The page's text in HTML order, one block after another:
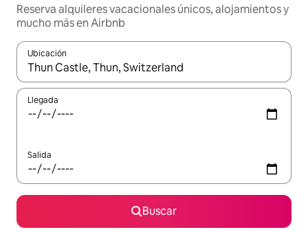
Reserva alquileres vacacionales únicos, alojamientos y
mucho más en Airbnb
Ubicación
Cuando los resultados estén disponibles, navega con las
Llegada
Salida
Buscar